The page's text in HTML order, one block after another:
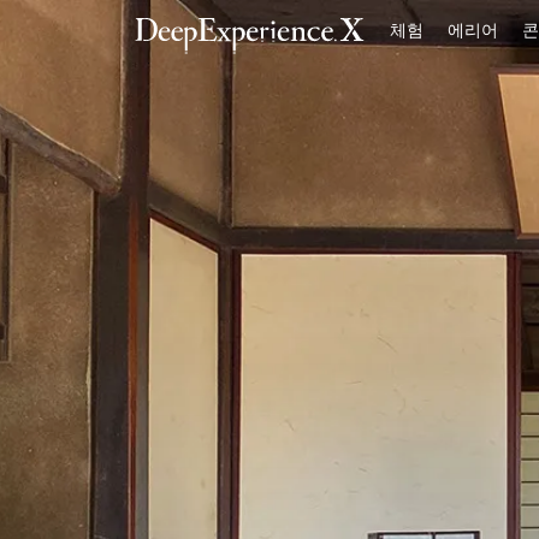
체험 에리어
TOP
체험
에리어
콘셉트
로그인／등록
한국어